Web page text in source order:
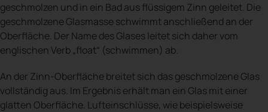
geschmolzen und in ein Bad aus flüssigem Zinn geleitet. Die
geschmolzene Glasmasse schwimmt anschließend an der
Oberfläche. Der Name des Glases leitet sich daher vom
englischen Verb „float“ (schwimmen) ab.
An der Zinn-Oberfläche breitet sich das geschmolzene Glas
vollständig aus. Im Ergebnis erhält man ein Glas mit einer
glatten Oberfläche. Lufteinschlüsse, wie beispielsweise